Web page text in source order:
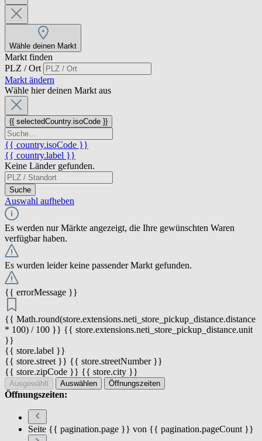
Wähle deinen Markt
Markt finden
PLZ / Ort
Markt ändern
Wähle hier deinen Markt aus
{{ selectedCountry.isoCode }}
{{ country.isoCode }}
{{ country.label }}
Keine Länder gefunden.
Suche
Auswahl aufheben
Es werden nur Märkte angezeigt, die Ihre gewünschten Waren
verfügbar haben.
Es wurden leider keine passender Markt gefunden.
{{ errorMessage }}
{{ Math.round(store.extensions.neti_store_pickup_distance.distance
* 100) / 100 }} {{ store.extensions.neti_store_pickup_distance.unit
}}
{{ store.label }}
{{ store.street }} {{ store.streetNumber }}
{{ store.zipCode }} {{ store.city }}
Ausgewählt Auswählen Öffnungszeiten
Öffnungszeiten:
Seite {{ pagination.page }} von {{ pagination.pageCount }}